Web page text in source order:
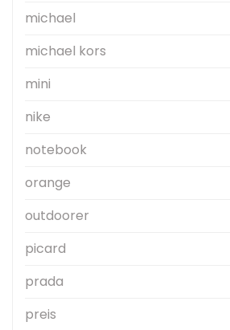
michael
michael kors
mini
nike
notebook
orange
outdoorer
picard
prada
preis